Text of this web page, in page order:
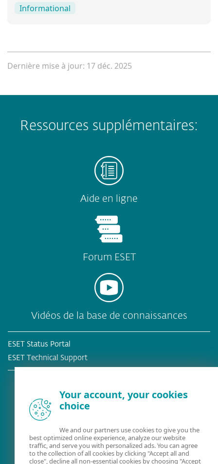
Informational
Dernière mise à jour: 17 déc. 2025
Ressources supplémentaires:
Aide en ligne
Forum ESET
Vidéos de la base de connaissances
ESET Status Portal
ESET Technical Support
Your account, your cookies
choice
We and our partners use cookies to give you the
best optimized online experience, analyze our website
traffic, and serve you with personalized ads. You can agree
to the collection of all cookies by clicking "Accept all and
close", decline all non-essential cookies by choosing "Accept